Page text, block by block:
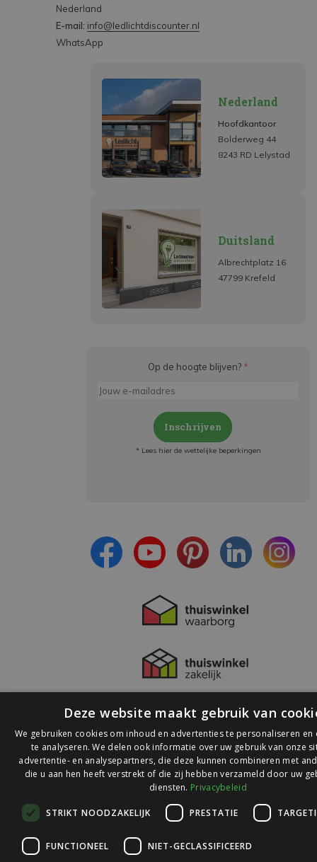
Nederland
E-mail: info@ledlichtdiscounter.nl
WhatsApp
Nederland
Hoofdkantoor
Bolderweg 44
8243 RD Lelystad
Duitsland
Albrechtplatz 16
47799 Krefeld
Op de hoogte blijven? *
Inschrijven
* Lees hier de wettelijke beperkingen
© 2026 Ledlichtdiscounter.nl
op
Webwinkelkeur
Deze website maakt gebruik van
We gebruiken cookies om inhoud en advertenties te personaliseren en
te analyseren. We delen ook informatie over uw gebruik van onze
advertentie- en analysepartners, die deze kunnen combineren met
die u aan hen heeft verstrekt of die zij hebben verzameld door uw
diensten. Privacybeleid
STRIKT NOODZAKELIJK PRESTATIE
FUNCTIONEEL NIET-GECLASSIFICEERD